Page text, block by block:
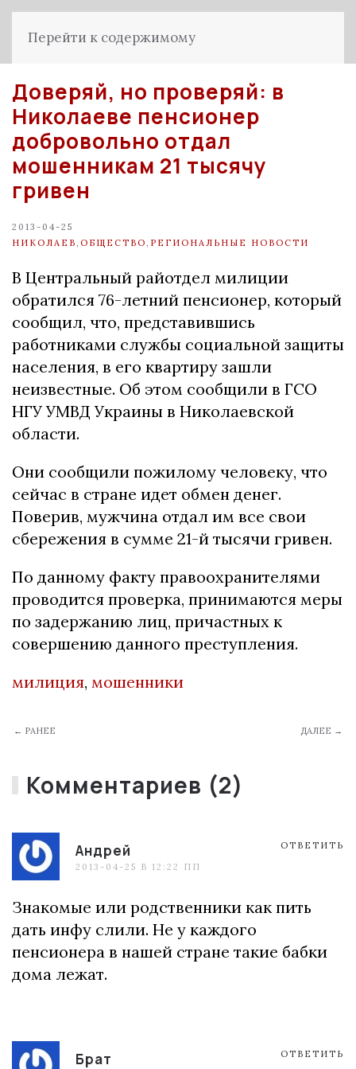
Перейти к содержимому
Доверяй, но проверяй: в
Николаеве пенсионер
добровольно отдал
мошенникам 21 тысячу
гривен
2013-04-25
НИКОЛАЕВ ОБЩЕСТВО РЕГИОНАЛЬНЫЕ НОВОСТИ
В Центральный райотдел милиции
обратился 76-летний пенсионер, который
сообщил, что, представившись
работниками службы социальной защиты
населения, в его квартиру зашли
неизвестные. Об этом сообщили в ГСО
НГУ УМВД Украины в Николаевской
области.
Они сообщили пожилому человеку, что
сейчас в стране идет обмен денег.
Поверив, мужчина отдал им все свои
сбережения в сумме 21-й тысячи гривен.
По данному факту правоохранителями
проводится проверка, принимаются меры
по задержанию лиц, причастных к
совершению данного преступления.
милиция, мошенники
← РАНЕЕ ДАЛЕЕ →
Комментариев (2)
Андрей
2013-04-25 В 12:22 ПП
ОТВЕТИТЬ
Знакомые или родственники как пить
дать инфу слили. Не у каждого
пенсионера в нашей стране такие бабки
дома лежат.
Брат ОТВЕТИТЬ